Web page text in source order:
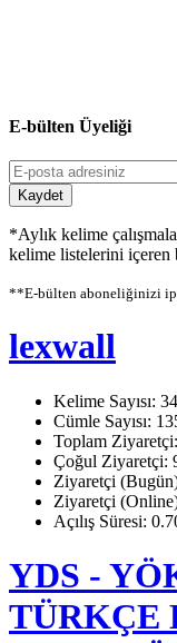
E-bülten Üyeliği
Kaydet
*Aylık kelime
kelime listelerini içeren
**E-bülten aboneliğinizi
lexwall
Kelime Sayısı:
Cümle Sayısı:
Toplam
Çoğul Ziyaretçi:
Ziyaretçi
Ziyaretçi
Açılış Süresi:
YDS -
TÜRKÇE